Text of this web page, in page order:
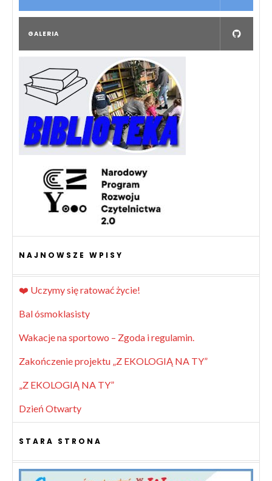
GALERIA
NAJNOWSZE WPISY
❤️ Uczymy się ratować życie!
Bal ósmoklasisty
Wakacje na sportowo – Zgoda i regulamin.
Zakończenie projektu „Z EKOLOGIĄ NA TY”
„Z EKOLOGIĄ NA TY”
Dzień Otwarty
STARA STRONA